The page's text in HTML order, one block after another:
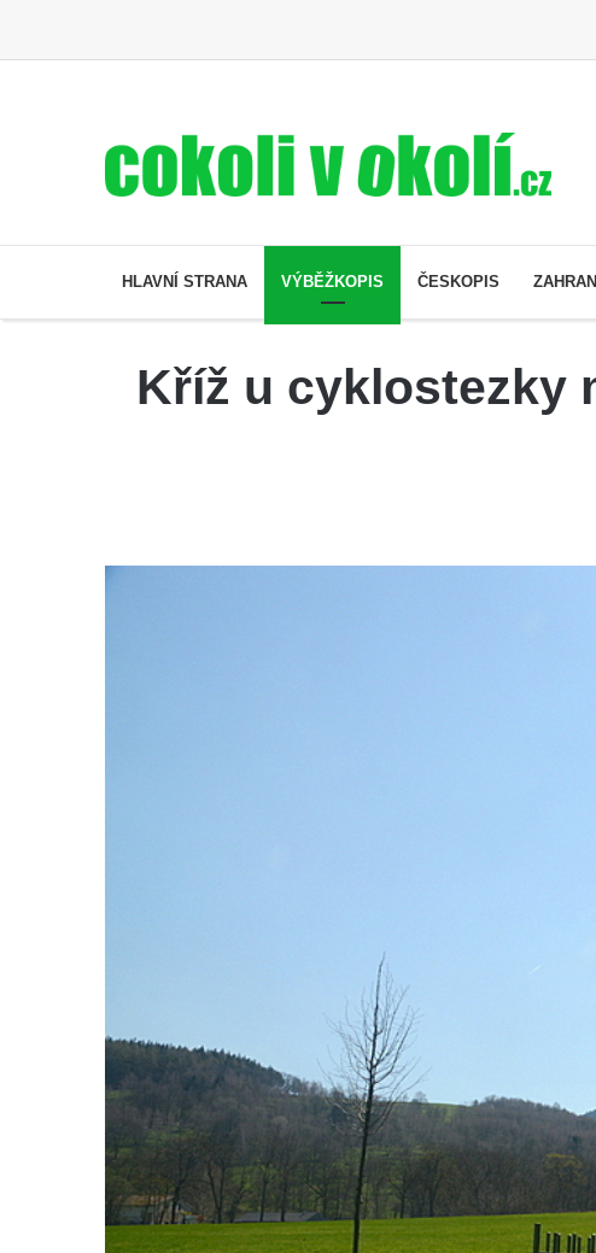
HLAVNÍ STRANA VÝBĚŽKOPIS ČESKOPIS
Kříž u cyklostezky